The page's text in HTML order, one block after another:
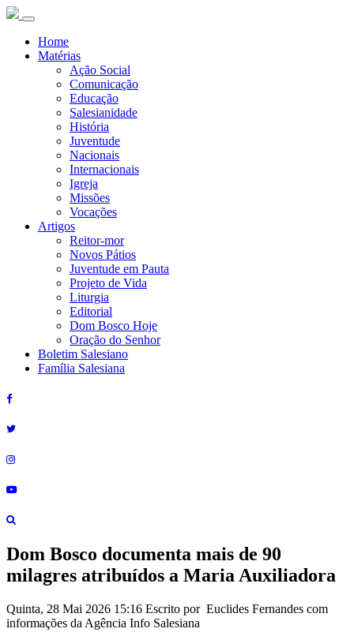
Home
Matérias
Ação Social
Comunicação
Educação
Salesianidade
História
Juventude
Nacionais
Internacionais
Igreja
Missões
Vocações
Artigos
Reitor-mor
Novos Pátios
Juventude em Pauta
Projeto de Vida
Liturgia
Editorial
Dom Bosco Hoje
Oração do Senhor
Boletim Salesiano
Família Salesiana
Dom Bosco documenta mais de 90
milagres atribuídos a Maria Auxiliadora
Quinta, 28 Mai 2026 15:16 Escrito por Euclides Fernandes com
informações da Agência Info Salesiana